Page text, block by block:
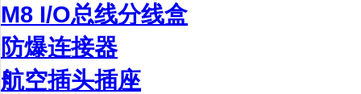
M8 I/O总线分线盒
防爆连接器
航空插头插座